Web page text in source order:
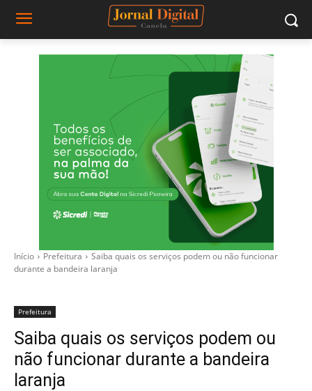
Início Prefeitura
Saiba quais os serviços podem ou não funcionar
durante a bandeira laranja
Prefeitura
Saiba quais os serviços podem ou
não funcionar durante a bandeira
laranja